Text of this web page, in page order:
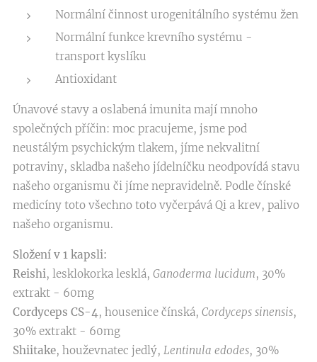
Normální činnost urogenitálního systému žen
Normální funkce krevního systému -
transport kyslíku
Antioxidant
Únavové stavy a oslabená imunita mají mnoho
společných příčin: moc pracujeme, jsme pod
neustálým psychickým tlakem, jíme nekvalitní
potraviny, skladba našeho jídelníčku neodpovídá stavu
našeho organismu či jíme nepravidelně. Podle čínské
medicíny toto všechno toto vyčerpává Qi a krev, palivo
našeho organismu.
Složení v 1 kapsli:
Reishi, lesklokorka lesklá, Ganoderma lucidum, 30%
extrakt - 60mg
Cordyceps CS-4, housenice čínská, Cordyceps sinensis,
30% extrakt - 60mg
Shiitake, houževnatec jedlý, Lentinula edodes, 30%